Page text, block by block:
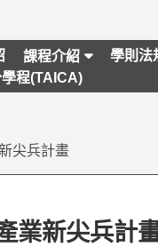
課程介紹 學則法
程(TAICA)
尖兵計畫
業新尖兵計